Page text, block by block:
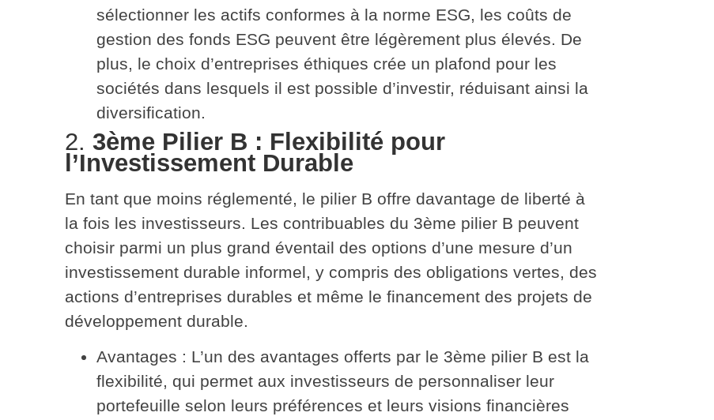
sélectionner les actifs conformes à la norme ESG, les coûts de
gestion des fonds ESG peuvent être légèrement plus élevés. De
plus, le choix d’entreprises éthiques crée un plafond pour les
sociétés dans lesquels il est possible d’investir, réduisant ainsi la
diversification.
2. 3ème Pilier B : Flexibilité pour
l’Investissement Durable
En tant que moins réglementé, le pilier B offre davantage de liberté à
la fois les investisseurs. Les contribuables du 3ème pilier B peuvent
choisir parmi un plus grand éventail des options d’une mesure d’un
investissement durable informel, y compris des obligations vertes, des
actions d’entreprises durables et même le financement des projets de
développement durable.
Avantages : L’un des avantages offerts par le 3ème pilier B est la
flexibilité, qui permet aux investisseurs de personnaliser leur
portefeuille selon leurs préférences et leurs visions financières